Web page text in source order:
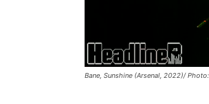
Bane, Sunshine (Arsenal, 2022)/